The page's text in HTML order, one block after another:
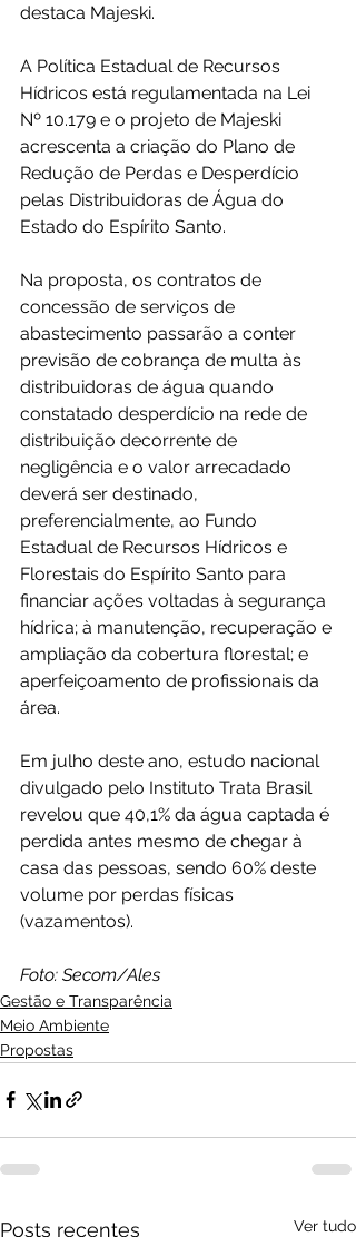
destaca Majeski.
A Política Estadual de Recursos
Hídricos está regulamentada na Lei
Nº 10.179 e o projeto de Majeski
acrescenta a criação do Plano de
Redução de Perdas e Desperdício
pelas Distribuidoras de Água do
Estado do Espírito Santo.
Na proposta, os contratos de
concessão de serviços de
abastecimento passarão a conter
previsão de cobrança de multa às
distribuidoras de água quando
constatado desperdício na rede de
distribuição decorrente de
negligência e o valor arrecadado
deverá ser destinado,
preferencialmente, ao Fundo
Estadual de Recursos Hídricos e
Florestais do Espírito Santo para
financiar ações voltadas à segurança
hídrica; à manutenção, recuperação e
ampliação da cobertura florestal; e
aperfeiçoamento de profissionais da
área.
Em julho deste ano, estudo nacional
divulgado pelo Instituto Trata Brasil
revelou que 40,1% da água captada é
perdida antes mesmo de chegar à
casa das pessoas, sendo 60% deste
volume por perdas físicas
(vazamentos).
Foto: Secom/Ales
Gestão e Transparência
Meio Ambiente
Propostas
Posts recentes Ver tudo